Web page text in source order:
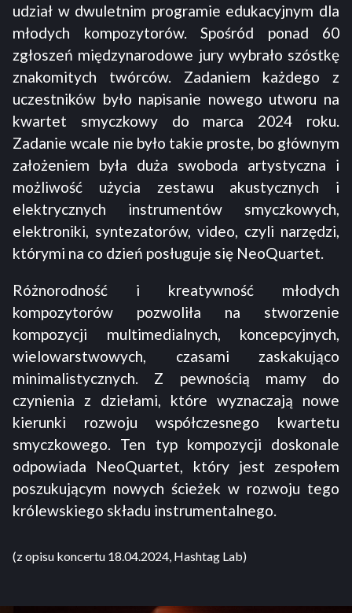
udział w dwuletnim programie edukacyjnym dla
młodych kompozytorów. Spośród ponad 60
zgłoszeń międzynarodowe jury wybrało szóstkę
znakomitych twórców. Zadaniem każdego z
uczestników było napisanie nowego utworu na
kwartet smyczkowy do marca 2024 roku.
Zadanie wcale nie było takie proste, bo głównym
założeniem była duża swoboda artystyczna i
możliwość użycia zestawu akustycznych i
elektrycznych instrumentów smyczkowych,
elektroniki, syntezatorów, video, czyli narzędzi,
którymi na co dzień posługuje się NeoQuartet.
Różnorodność i kreatywność młodych
kompozytorów pozwoliła na stworzenie
kompozycji multimedialnych, koncepcyjnych,
wielowarstwowych, czasami zaskakująco
minimalistycznych. Z pewnością mamy do
czynienia z dziełami, które wyznaczają nowe
kierunki rozwoju współczesnego kwartetu
smyczkowego. Ten typ kompozycji doskonale
odpowiada NeoQuartet, który jest zespołem
poszukującym nowych ścieżek w rozwoju tego
królewskiego składu instrumentalnego.
(z opisu koncertu 18.04.2024, Hashtag Lab)